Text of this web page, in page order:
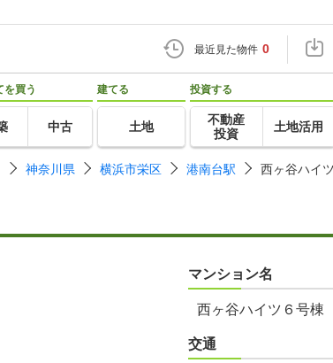
最近見た物件 0
を買う
中古
建てる
土地
投資する
不動産
投資
土地活用
神奈川県 横浜市栄区 港南台駅 西ヶ谷ハイ
マンション名
西ヶ谷ハイツ６号棟
交通